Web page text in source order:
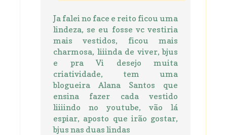
Ja falei no face e reito ficou uma
lindeza, se eu fosse vc vestiria
mais vestidos, ficou mais
charmosa, liiinda de viver, bjus
e pra Vi desejo muita
criatividade, tem uma
blogueira Alana Santos que
ensina fazer cada vestido
liiiindo no youtube, vão lá
espiar, aposto que irão gostar,
bjus nas duas lindas